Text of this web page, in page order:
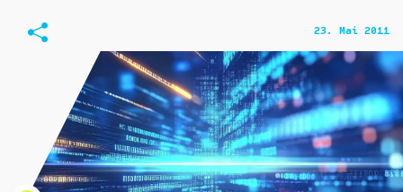
23. Mai 2011